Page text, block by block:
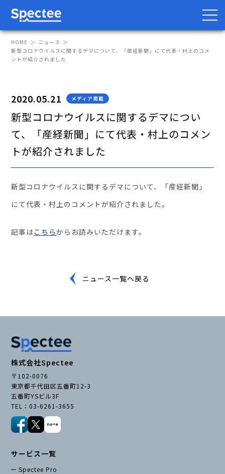
サービス
Spectee Pro
Spectee SCR
スマートリスク管理
ミッション
経営チーム
沿革
会社概要
パートナー
採用情報
お問い合わせ
お役立ち資料
HOME
ニュース
新型コロナウイルスに関するデマについて、「産経新聞」にて代表・村上のコメ
ントが紹介されました
2020.05.21 メディア掲載
新型コロナウイルスに関するデマについ
て、「産経新聞」にて代表・村上のコメン
トが紹介されました
新型コロナウイルスに関するデマについて、「産経新聞」
にて代表・村上のコメントが紹介されました。
記事はこちらからお読みいただけます。
ニュース一覧へ戻る
株式会社Spectee
〒102-0076
東京都千代田区五番町12-3
五番町YSビル3F
TEL：03-6261-3655
サービス一覧
Spectee Pro